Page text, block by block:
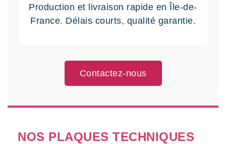
Production et livraison rapide en Île-de-
France. Délais courts, qualité garantie.
Contactez-nous
NOS PLAQUES TECHNIQUES